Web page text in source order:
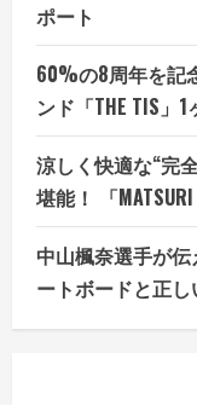
ポート
60%の8周年を記
ンド「THE TIS」
涼しく快適な“完
堪能！ 「MATSURI
中山楓奈選手が
ートボードと正